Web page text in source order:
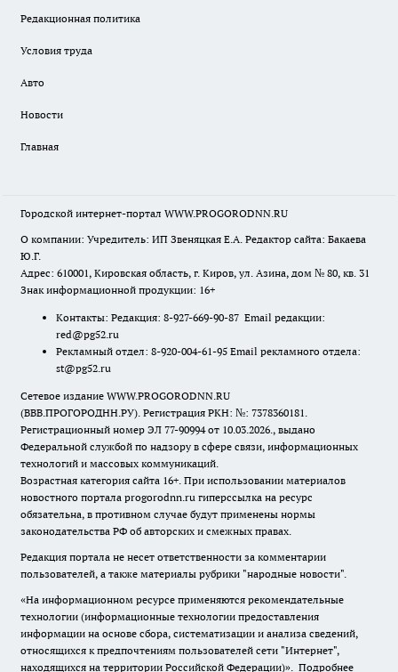
Редакционная политика
Условия труда
Авто
Новости
Главная
Городской интернет-портал WWW.PROGORODNN.RU
О компании: Учредитель: ИП Звеняцкая Е.А. Редактор сайта: Бакаева
Ю.Г.
Адрес: 610001, Кировская область, г. Киров, ул. Азина, дом № 80, кв. 31
Знак информационной продукции: 16+
Контакты: Редакция: 8-927-669-90-87 Email редакции:
red@pg52.ru
Рекламный отдел: 8-920-004-61-95 Email рекламного отдела:
st@pg52.ru
Сетевое издание WWW.PROGORODNN.RU
(ВВВ.ПРОГОРОДНН.РУ). Регистрация РКН: №: 7378360181.
Регистрационный номер ЭЛ 77-90994 от 10.03.2026., выдано
Федеральной службой по надзору в сфере связи, информационных
технологий и массовых коммуникаций.
Возрастная категория сайта 16+. При использовании материалов
новостного портала progorodnn.ru гиперссылка на ресурс
обязательна, в противном случае будут применены нормы
законодательства РФ об авторских и смежных правах.
Редакция портала не несет ответственности за комментарии
пользователей, а также материалы рубрики "народные новости".
«На информационном ресурсе применяются рекомендательные
технологии (информационные технологии предоставления
информации на основе сбора, систематизации и анализа сведений,
относящихся к предпочтениям пользователей сети "Интернет",
находящихся на территории Российской Федерации)». Подробнее